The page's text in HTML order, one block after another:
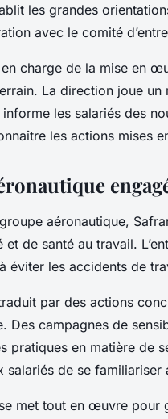
les grandes
avec le comité
charge de la mise en
La direction joue
les salariés des
les actions mises
aéronautique,
et de santé au travail.
éviter les accidents de
par des actions
Des campagnes de
pratiques en matière de
salariés de se
met tout en œuvre